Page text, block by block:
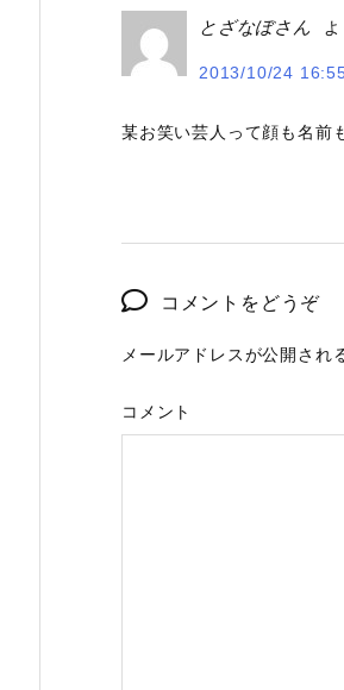
とざなぼさん
2013/10/24
某お笑い芸人って顔も名前
コメントをどうぞ
メールアドレスが公開され
コメント